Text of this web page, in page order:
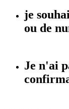
je
ou de
Je n'ai